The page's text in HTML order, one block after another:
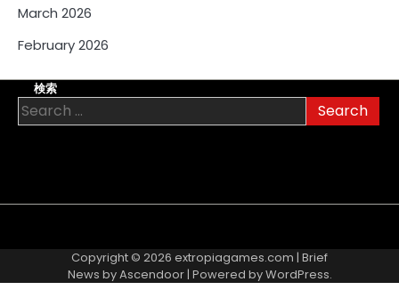
March 2026
February 2026
検索
Search
for:
Us
Us
Policy
Policy
and
Conditions
Copyright © 2026 extropiagames.com | Brief
News byAscendoor| Powered byWordPress.